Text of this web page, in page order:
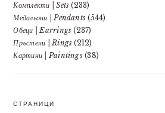
Комплекти | Sets (233)
Медальони | Pendants (544)
Обеци | Earrings (237)
Пръстени | Rings (212)
Картини | Paintings(38)
СТРАНИЦИ